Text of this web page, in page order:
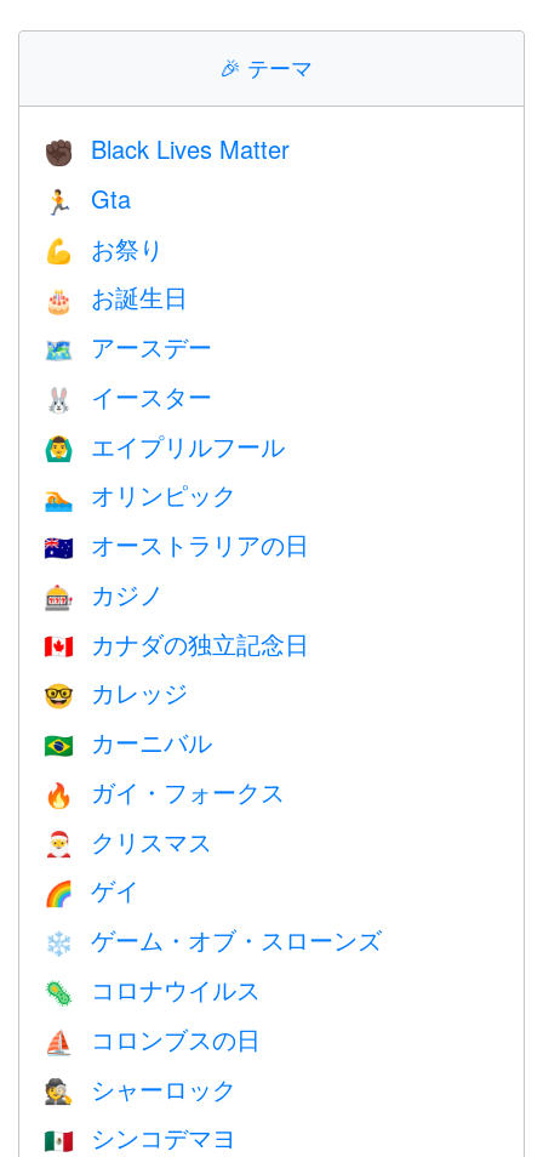
🎉 テーマ
✊🏿 Black Lives Matter
🏃 Gta
💪 お祭り
🎂 お誕生日
🗺️ アースデー
🐰 イースター
🙆‍♂️ エイプリルフール
🏊 オリンピック
🇦🇺 オーストラリアの日
🎰 カジノ
🇨🇦 カナダの独立記念日
🤓 カレッジ
🇧🇷 カーニバル
🔥 ガイ・フォークス
🎅 クリスマス
🌈 ゲイ
❄️ ゲーム・オブ・スローンズ
🦠 コロナウイルス
⛵️ コロンブスの日
🕵️ シャーロック
🇲🇽 シンコデマヨ